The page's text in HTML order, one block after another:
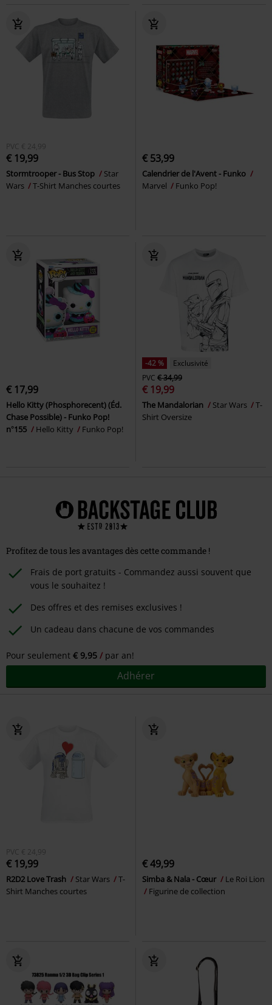
PVC € 24,99
€ 19,99
Stormtrooper - Bus Stop
Star
Wars
T-Shirt Manches courtes
€ 53,99
Calendrier de l'Avent - Funko
Marvel
Funko Pop!
€ 17,99
Hello Kitty (Phosphorecent) (Éd.
Chase Possible) - Funko Pop!
n°155
Hello Kitty Funko Pop!
-42 %
Exclusivité
PVC € 34,99
€ 19,99
The Mandalorian Star Wars
T-
Shirt Oversize
Profitez de tous les avantages dès cette commande !
Frais de port gratuits - Commandez aussi souvent que
vous le souhaitez !
Des offres et des remises exclusives !
Un cadeau dans chacune de vos commandes
Pour seulement € 9,95 par an!
Adhérer
PVC € 24,99
€ 19,99
R2D2 Love Trash Star Wars
T-
Shirt Manches courtes
€ 49,99
Simba & Nala - Cœur
Le Roi Lion
Figurine de collection